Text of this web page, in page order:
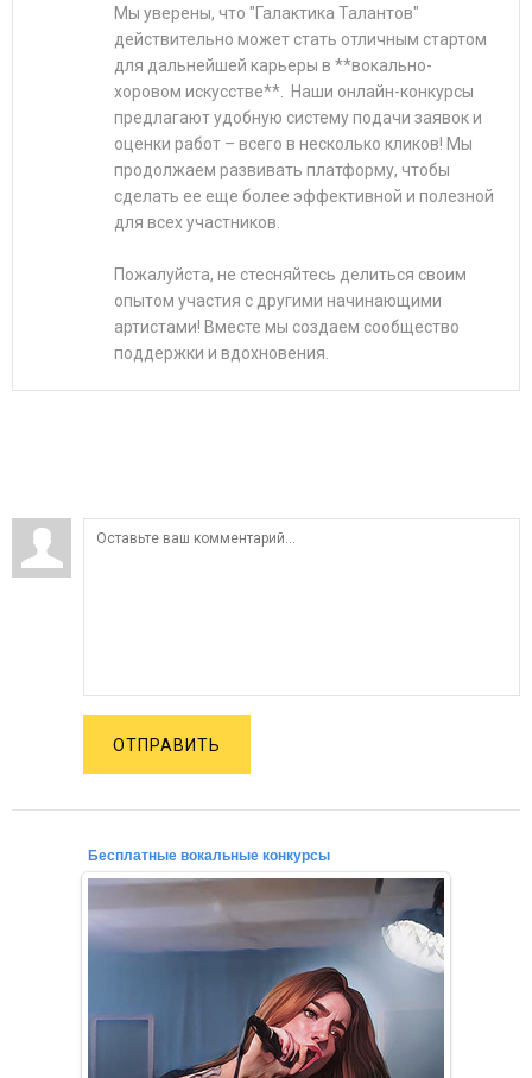
Мы уверены, что "Галактика Талантов"
действительно может стать отличным стартом
для дальнейшей карьеры в **вокально-
хоровом искусстве**. Наши онлайн-конкурсы
предлагают удобную систему подачи заявок и
оценки работ – всего в несколько кликов! Мы
продолжаем развивать платформу, чтобы
сделать ее еще более эффективной и полезной
для всех участников.
Пожалуйста, не стесняйтесь делиться своим
опытом участия с другими начинающими
артистами! Вместе мы создаем сообщество
поддержки и вдохновения.
ОТПРАВИТЬ
Бесплатные вокальные конкурсы
Уважаемые конкурсанты, начинающие вокалисты,
профессионалы, любители петь!
Приглашаем для участия в бесп...